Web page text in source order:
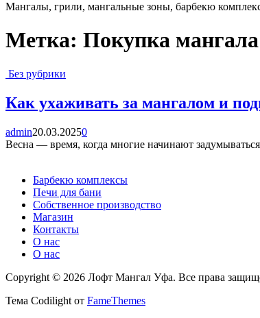
Мангалы, грили, мангальные зоны, барбекю
Метка: Покупка мангала
Без рубрики
Как ухаживать за мангалом и
admin20.03.20250
Весна — время, когда многие начинают
Барбекю комплексы
Печи для бани
Собственное производство
Магазин
Контакты
О нас
О нас
Copyright © 2026 Лофт Мангал Уфа. Все права
Тема Codilight от FameThemes